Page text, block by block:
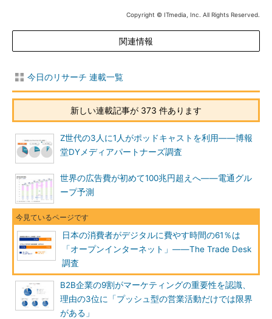
Copyright © ITmedia, Inc. All Rights Reserved.
関連情報
今日のリサーチ 連載一覧
新しい連載記事が 373 件あります
Z世代の3人に1人がポッドキャストを利用――博報
堂DYメディアパートナーズ調査
世界の広告費が初めて100兆円超えへ――電通グル
ープ予測
日本の消費者がデジタルに費やす時間の61％は
「オープンインターネット」――The Trade Desk
調査
B2B企業の9割がマーケティングの重要性を認識、
理由の3位に「プッシュ型の営業活動だけでは限界
がある」